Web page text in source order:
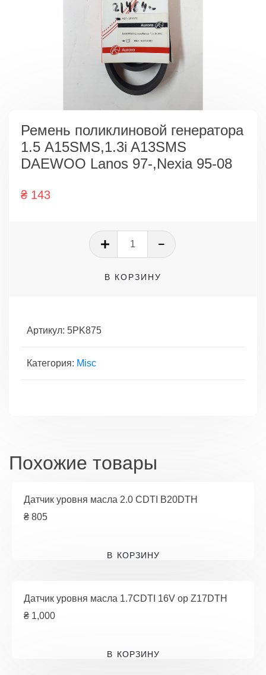
Ремень поликлиновой генератора
1.5 A15SMS,1.3i A13SMS
DAEWOO Lanos 97-,Nexia 95-08
₴ 143
Количество
товара
поликлиновой
В КОРЗИНУ
Артикул: 5PK875
Категория: Misc
Похожие товары
Датчик уровня масла 2.0 CDTI B20DTH
₴ 805
В КОРЗИНУ
Датчик уровня масла 1.7CDTI 16V op Z17DTH
₴ 1,000
В КОРЗИНУ